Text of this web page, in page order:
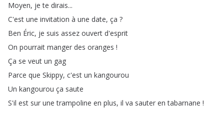
Moyen, je te dirais...
C'est une invitation à une date, ça ?
Ben Éric, je suis assez ouvert d'esprit
On pourrait manger des oranges !
Ça se veut un gag
Parce que Skippy, c'est un kangourou
Un kangourou ça saute
S'il est sur une trampoline en plus, il va sauter en tabarnane !